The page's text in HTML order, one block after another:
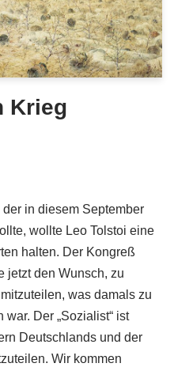
Krieg
in diesem September
wollte Leo Tolstoi eine
halten. Der Kongreß
jetzt den Wunsch, zu
was damals zu
Der „Sozialist“ ist
Deutschlands und der
Wir kommen